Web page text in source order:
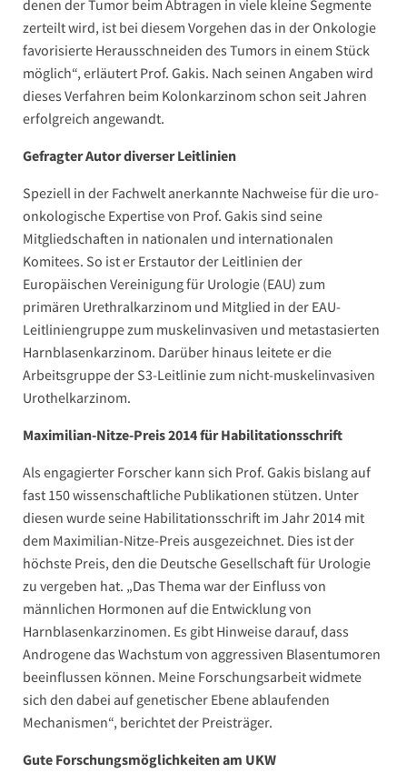
denen der Tumor beim Abtragen in viele kleine Segmente
zerteilt wird, ist bei diesem Vorgehen das in der Onkologie
favorisierte Herausschneiden des Tumors in einem Stück
möglich“, erläutert Prof. Gakis. Nach seinen Angaben wird
dieses Verfahren beim Kolonkarzinom schon seit Jahren
erfolgreich angewandt.
Gefragter Autor diverser Leitlinien
Speziell in der Fachwelt anerkannte Nachweise für die uro-
onkologische Expertise von Prof. Gakis sind seine
Mitgliedschaften in nationalen und internationalen
Komitees. So ist er Erstautor der Leitlinien der
Europäischen Vereinigung für Urologie (EAU) zum
primären Urethralkarzinom und Mitglied in der EAU-
Leitliniengruppe zum muskelinvasiven und metastasierten
Harnblasenkarzinom. Darüber hinaus leitete er die
Arbeitsgruppe der S3-Leitlinie zum nicht-muskelinvasiven
Urothelkarzinom.
Maximilian-Nitze-Preis 2014 für Habilitationsschrift
Als engagierter Forscher kann sich Prof. Gakis bislang auf
fast 150 wissenschaftliche Publikationen stützen. Unter
diesen wurde seine Habilitationsschrift im Jahr 2014 mit
dem Maximilian-Nitze-Preis ausgezeichnet. Dies ist der
höchste Preis, den die Deutsche Gesellschaft für Urologie
zu vergeben hat. „Das Thema war der Einfluss von
männlichen Hormonen auf die Entwicklung von
Harnblasenkarzinomen. Es gibt Hinweise darauf, dass
Androgene das Wachstum von aggressiven Blasentumoren
beeinflussen können. Meine Forschungsarbeit widmete
sich den dabei auf genetischer Ebene ablaufenden
Mechanismen“, berichtet der Preisträger.
Gute Forschungsmöglichkeiten am UKW